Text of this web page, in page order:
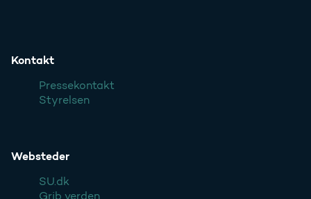
Kontakt
Pressekontakt
Styrelsen
Websteder
SU.dk
Grib verden